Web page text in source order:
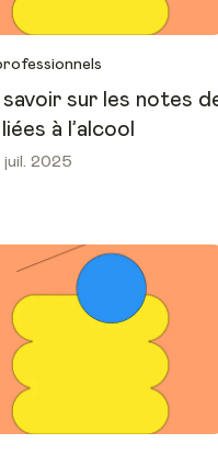
sur les notes
à l’alcool
juil. 2025